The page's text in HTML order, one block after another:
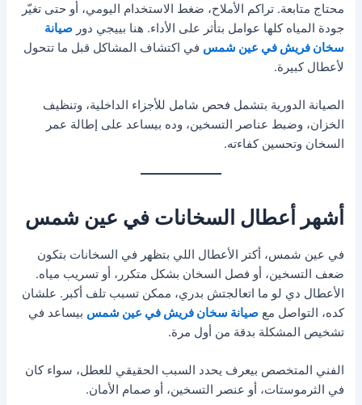
محتاج متابعة. تراكم الأملاح، ضغط الاستخدام اليومي، أو حتى تغيّر
جودة المياه كلها عوامل بتأثر على الأداء. هنا بييجي دورصيانة
سخان فريش في عين شمس في اكتشاف المشاكل قبل ما تتحول
لأعطال كبيرة.
الصيانة الدورية بتشمل فحص شامل للأجزاء الداخلية، وتنظيف
الخزان، وضبط عناصر التسخين، وده بيساعد على إطالة عمر
السخان وتحسين كفاءته.
أشهر أعطال السخانات في عين شمس
في عين شمس، أكتر الأعطال اللي بتظهر في السخانات بتكون
ضعف التسخين، أو فصل السخان بشكل متكرر، أو تسريب مياه.
الأعطال دي لو ما اتعالجتش بدري، ممكن تسبب تلف أكبر. علشان
كده، التواصل معصيانة سخان فريش في عين شمس بيساعد في
تشخيص المشكلة بدقة من أول مرة.
الفني المتخصص بيعرف يحدد السبب الحقيقي للعطل، سواء كان
في الثرموستات، أو عنصر التسخين، أو صمام الأمان.